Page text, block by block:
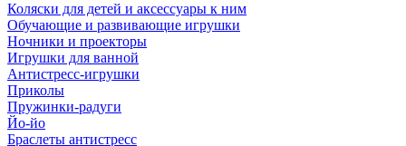
Коляски для детей и аксессуары к ним
Обучающие и развивающие игрушки
Ночники и проекторы
Игрушки для ванной
Антистресс-игрушки
Приколы
Пружинки-радуги
Йо-йо
Браслеты антистресс